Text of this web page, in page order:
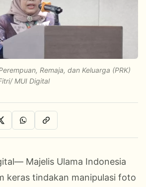
Remaja, dan Keluarga (PRK)
MUI Digital
X WhatsAppSalin Link
Majelis Ulama Indonesia
keras tindakan manipulasi foto